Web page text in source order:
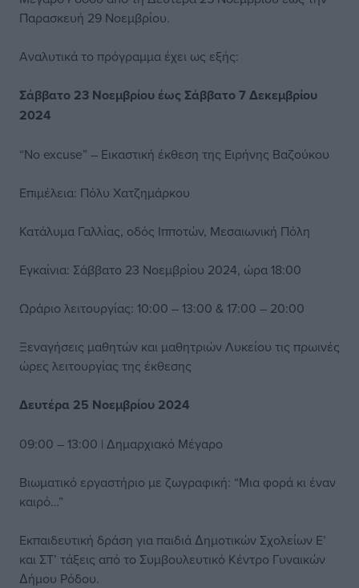
Παρασκευή 29 Νοεμβρίου.
Αναλυτικά το πρόγραμμα έχει ως εξής:
Σάββατο 23 Νοεμβρίου έως Σάββατο 7 Δεκεμβρίου
2024
“No excuse” – Εικαστική έκθεση της Ειρήνης Βαζούκου
Επιμέλεια: Πόλυ Χατζημάρκου
Κατάλυμα Γαλλίας, οδός Ιπποτών, Μεσαιωνική Πόλη
Εγκαίνια: Σάββατο 23 Νοεµβρίου 2024, ώρα 18:00
Ωράριο λειτουργίας: 10:00 – 13:00 & 17:00 – 20:00
Ξεναγήσεις µαθητών και µαθητριών Λυκείου τις πρωινές
ώρες λειτουργίας της έκθεσης
Δευτέρα 25 Νοεμβρίου 2024
09:00 – 13:00 | Δημαρχιακό Μέγαρο
Βιωματικό εργαστήριο µε ζωγραφική: “Μια φορά κι έναν
καιρό…”
Εκπαιδευτική δράση για παιδιά ∆ηµοτικών Σχολείων Ε’
και ΣΤ’ τάξεις από το Συμβουλευτικό Κέντρο Γυναικών
∆ήµου Ρόδου.